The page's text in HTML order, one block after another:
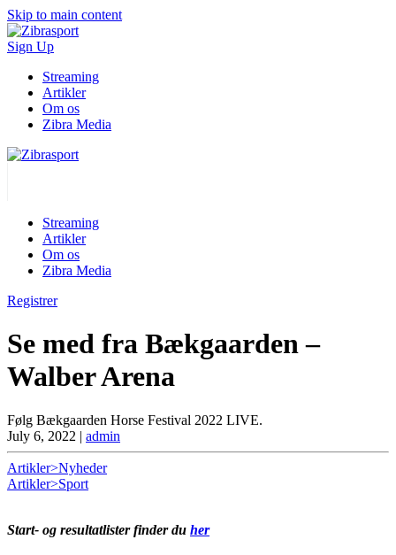
Skip to main content
Sign Up
Streaming
Artikler
Om os
Zibra Media
Streaming
Artikler
Om os
Zibra Media
Registrer
Se med fra Bækgaarden –
Walber Arena
Følg Bækgaarden Horse Festival 2022 LIVE.
July 6, 2022 | admin
Artikler>Nyheder
Artikler>Sport
Start- og resultatlister finder du her